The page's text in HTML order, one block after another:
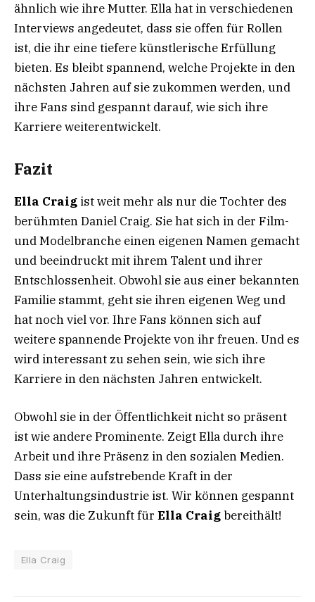
ähnlich wie ihre Mutter. Ella hat in verschiedenen
Interviews angedeutet, dass sie offen für Rollen
ist, die ihr eine tiefere künstlerische Erfüllung
bieten. Es bleibt spannend, welche Projekte in den
nächsten Jahren auf sie zukommen werden, und
ihre Fans sind gespannt darauf, wie sich ihre
Karriere weiterentwickelt.
Fazit
Ella Craig ist weit mehr als nur die Tochter des
berühmten Daniel Craig. Sie hat sich in der Film-
und Modelbranche einen eigenen Namen gemacht
und beeindruckt mit ihrem Talent und ihrer
Entschlossenheit. Obwohl sie aus einer bekannten
Familie stammt, geht sie ihren eigenen Weg und
hat noch viel vor. Ihre Fans können sich auf
weitere spannende Projekte von ihr freuen. Und es
wird interessant zu sehen sein, wie sich ihre
Karriere in den nächsten Jahren entwickelt.
Obwohl sie in der Öffentlichkeit nicht so präsent
ist wie andere Prominente. Zeigt Ella durch ihre
Arbeit und ihre Präsenz in den sozialen Medien.
Dass sie eine aufstrebende Kraft in der
Unterhaltungsindustrie ist. Wir können gespannt
sein, was die Zukunft für Ella Craigbereithält!
Ella Craig